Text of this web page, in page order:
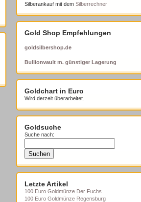
Silberankauf mit dem Silberrechner
Gold Shop Empfehlungen
goldsilbershop.de
Bullionvault m. günstiger Lagerung
Goldchart in Euro
Wird derzeit überarbeitet.
Goldsuche
Suche nach:
Letzte Artikel
100 Euro Goldmünze Der Fuchs
100 Euro Goldmünze Regensburg